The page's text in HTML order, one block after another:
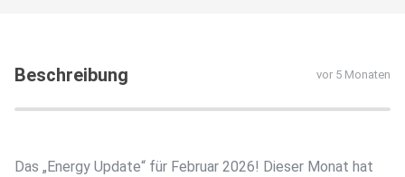
Beschreibung vor 5 Monaten
Das „Energy Update“ für Februar 2026! Dieser Monat hat